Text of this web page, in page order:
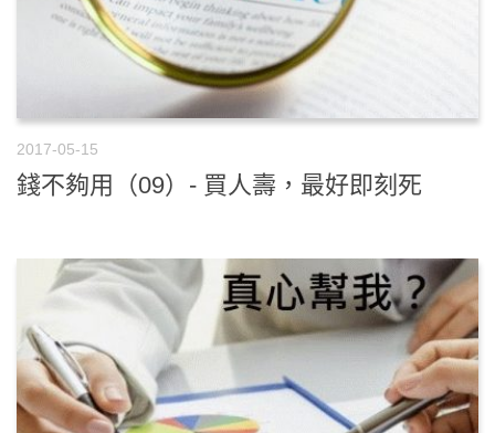
2017-05-15
錢不夠用（09）- 買人壽，最好即刻死